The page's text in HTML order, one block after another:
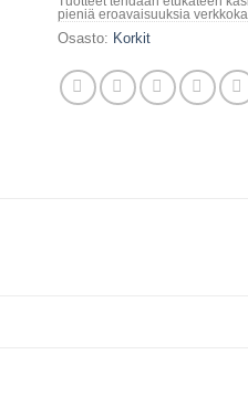
pieniä eroavaisuuksia
Osasto: Korkit